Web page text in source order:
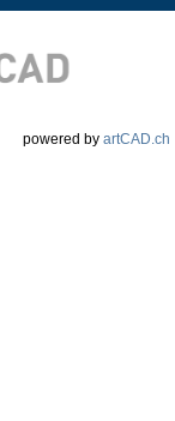
powered by artCAD.ch